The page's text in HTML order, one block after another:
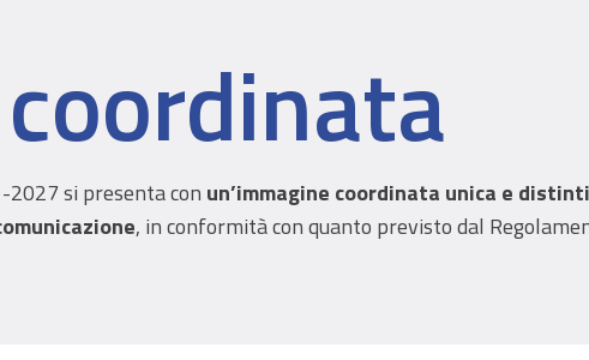
si presenta con un’immagine coordinata unica e
, in conformità con quanto previsto dal